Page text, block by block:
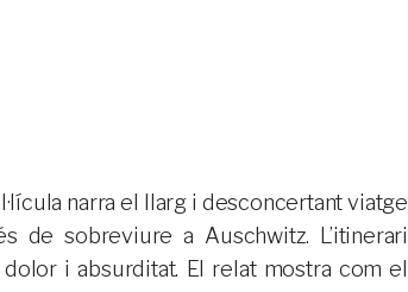
narra el llarg i desconcertant viatge
de sobreviure a Auschwitz. L’itinerari
i absurditat. El relat mostra com el